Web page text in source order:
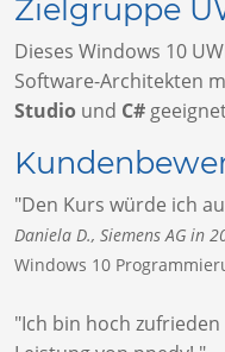
Zielgruppe
Dieses Windows 10
Software-Architekten
Studio und C#
"Den Kurs würde ich
Daniela D., Siemens AG in
Windows 10
"Ich bin hoch